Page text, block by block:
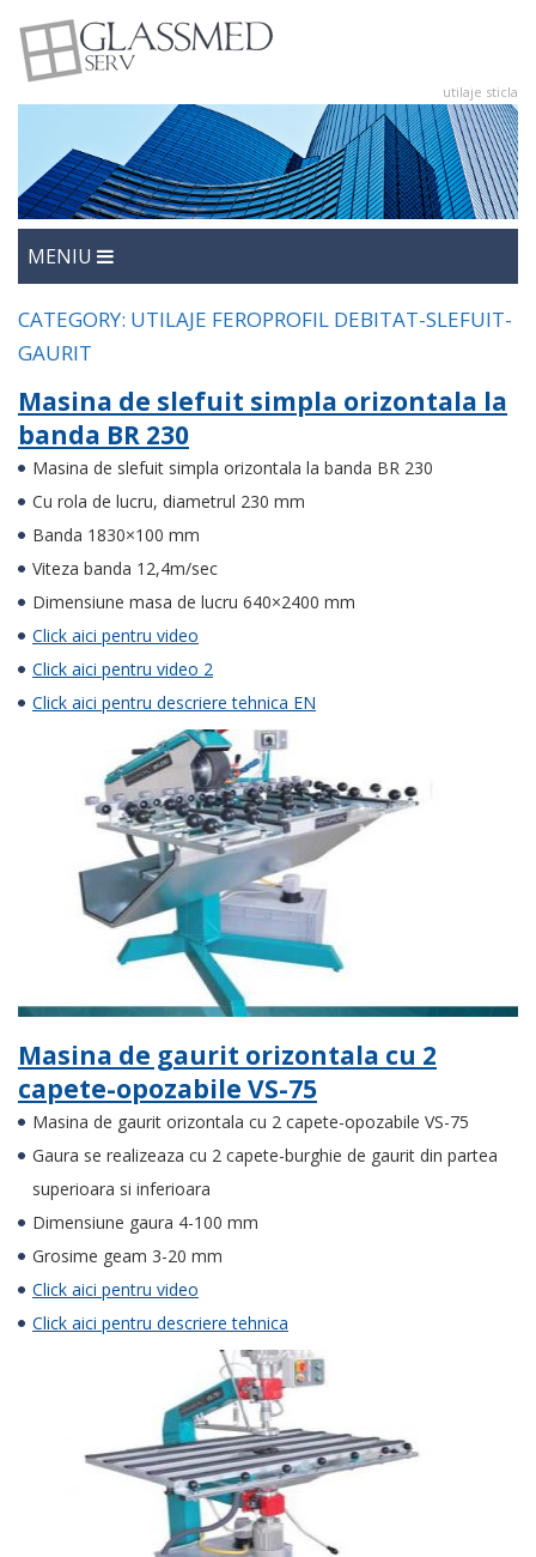
utilaje sticla
MENIU
CATEGORY: UTILAJE FEROPROFIL DEBITAT-SLEFUIT-
GAURIT
Masina de slefuit simpla orizontala la
banda BR 230
Masina de slefuit simpla orizontala la banda BR 230
Cu rola de lucru, diametrul 230 mm
Banda 1830×100 mm
Viteza banda 12,4m/sec
Dimensiune masa de lucru 640×2400 mm
Click aici pentru video
Click aici pentru video 2
Click aici pentru descriere tehnica EN
Masina de gaurit orizontala cu 2
capete-opozabile VS-75
Masina de gaurit orizontala cu 2 capete-opozabile VS-75
Gaura se realizeaza cu 2 capete-burghie de gaurit din partea
superioara si inferioara
Dimensiune gaura 4-100 mm
Grosime geam 3-20 mm
Click aici pentru video
Click aici pentru descriere tehnica